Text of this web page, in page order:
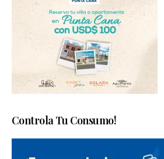
Controla Tu Consumo!